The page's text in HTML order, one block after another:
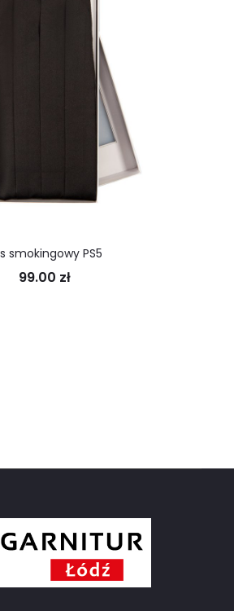
smokingowy PS5
99.00 zł